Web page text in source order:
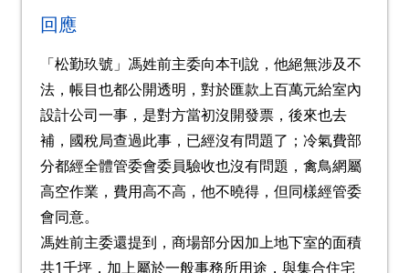
回應
「松勤玖號」馮姓前主委向本刊說，他絕無涉及不
法，帳目也都公開透明，對於匯款上百萬元給室內
設計公司一事，是對方當初沒開發票，後來也去
補，國稅局查過此事，已經沒有問題了；冷氣費部
分都經全體管委會委員驗收也沒有問題，禽鳥網屬
高空作業，費用高不高，他不曉得，但同樣經管委
會同意。
馮姓前主委還提到，商場部分因加上地下室的面積
共1千坪，加上屬於一般事務所用途，與集合住宅